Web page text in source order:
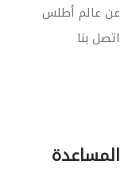
عن عالم أطلس
اتصل بنا
المساعدة